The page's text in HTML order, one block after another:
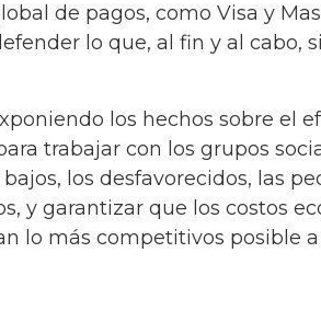
de pagos, como Visa y
lo que, al fin y al cabo,
los hechos sobre el
trabajar con los grupos
los desfavorecidos, las
y garantizar que los costos
lo más competitivos posible